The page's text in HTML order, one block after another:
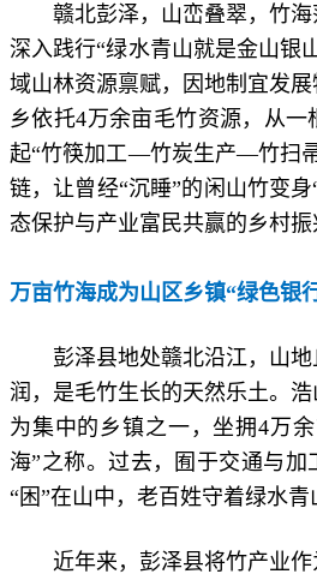
赣北彭泽，山峦叠翠，竹海
深入践行“绿水青山就是金山银
域山林资源禀赋，因地制宜发
乡依托4万余亩毛竹资源，从
起“竹筷加工—竹炭生产—竹扫
链，让曾经“沉睡”的闲山竹变
态保护与产业富民共赢的乡村振
万亩竹海成为山区乡镇“绿色银
彭泽县地处赣北沿江，山地
润，是毛竹生长的天然乐土。
为集中的乡镇之一，坐拥4万
海”之称。过去，囿于交通与
“困”在山中，老百姓守着绿水青
近年来，彭泽县将竹产业作